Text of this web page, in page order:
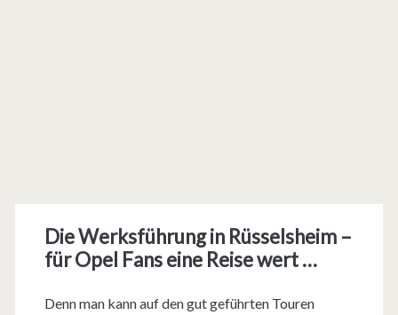
Die Werksführung in Rüsselsheim –
für Opel Fans eine Reise wert …
Denn man kann auf den gut geführten Touren